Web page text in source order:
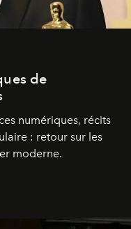
de
numériques, récits
: retour sur les
moderne.